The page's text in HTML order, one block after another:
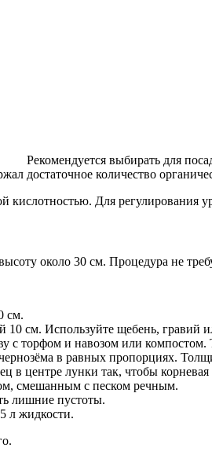
Рекомендуется выбирать для
достаточное количество
кислотностью. Для регулирования
около 30 см. Процедура не
см.
см. Используйте щебень, гравий
торфом и навозом или компостом.
в равных пропорциях.
в центре лунки так, чтобы
смешанным с песком речным.
лишние пустоты.
л жидкости.